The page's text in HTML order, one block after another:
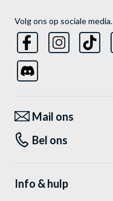
Volg ons op sociale media.
Mail ons
Bel ons
Info & hulp